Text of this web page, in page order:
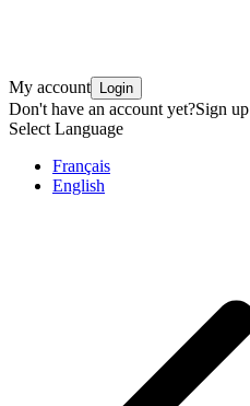
My account Login
Don't have an account yet?Sign up
Select Language
Français
English